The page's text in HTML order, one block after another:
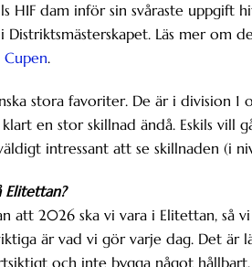
HIF dam inför sin svåraste uppgift
Distriktsmästerskapet. Läs mer om
Cupen.
stora favoriter. De är i division
en stor skillnad ändå. Eskils
intressant att se skillnaden (i
Elitettan?
att 2026 ska vi vara i Elitettan, så
är vad vi gör varje dag. Det är
och inte bygga något